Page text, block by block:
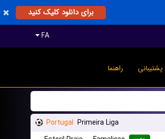
برای دانلود کلیک کنید
FA
پشتیبانی راهنما
Portugal Primeira Liga